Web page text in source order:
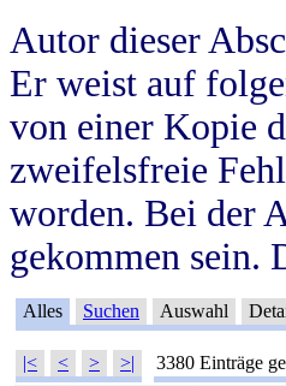
Autor dieser
Er weist auf
von einer Kopie
zweifelsfreie
worden. Bei der
gekommen sein.
Alles Suchen Auswahl
|< < > >| 3380 Einträge